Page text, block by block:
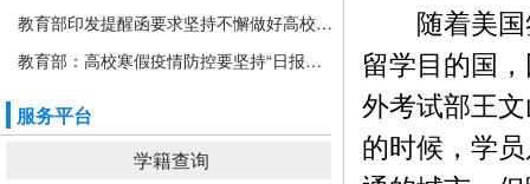
教育部印发提醒函要求坚持不懈做好高校寒假期间疫情防控工作
教育部：高校寒假疫情防控要坚持“日报告”“零报告”
服务平台
学籍查询
随着美国
留学目的国
外考试部王
的时候，学